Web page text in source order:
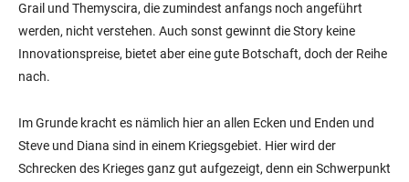
Grail und Themyscira, die zumindest anfangs noch angeführt
werden, nicht verstehen. Auch sonst gewinnt die Story keine
Innovationspreise, bietet aber eine gute Botschaft, doch der Reihe
nach.
Im Grunde kracht es nämlich hier an allen Ecken und Enden und
Steve und Diana sind in einem Kriegsgebiet. Hier wird der
Schrecken des Krieges ganz gut aufgezeigt, denn ein Schwerpunkt